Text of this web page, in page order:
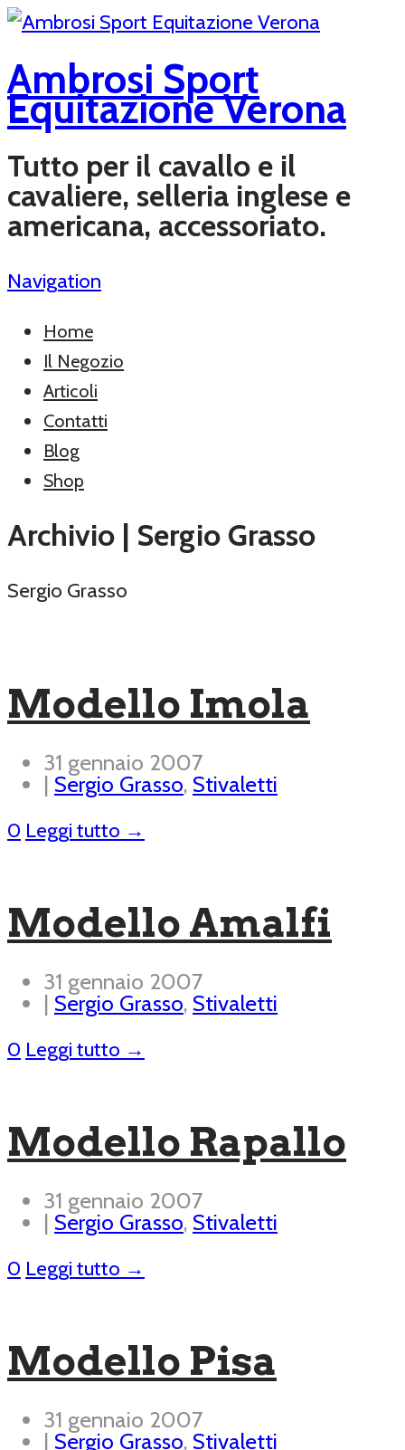
Ambrosi Sport
Equitazione Verona
Tutto per il cavallo e il
cavaliere, selleria inglese e
americana, accessoriato.
Navigation
Home
Il Negozio
Articoli
Contatti
Blog
Shop
Archivio | Sergio Grasso
Sergio Grasso
Modello Imola
31 gennaio 2007
| Sergio Grasso, Stivaletti
0 Leggi tutto →
Modello Amalfi
31 gennaio 2007
| Sergio Grasso, Stivaletti
0 Leggi tutto →
Modello Rapallo
31 gennaio 2007
| Sergio Grasso, Stivaletti
0 Leggi tutto →
Modello Pisa
31 gennaio 2007
| Sergio Grasso, Stivaletti